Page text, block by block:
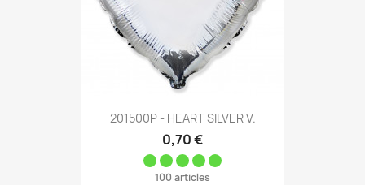
201500P - HEART SILVER V.
0,70 €
100 articles